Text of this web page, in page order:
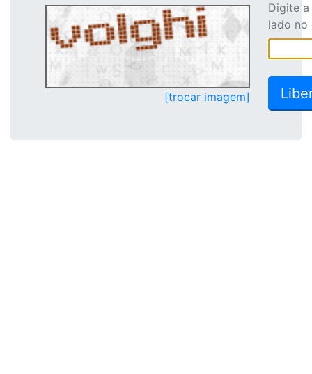
[trocar imagem]
Digite
lado no